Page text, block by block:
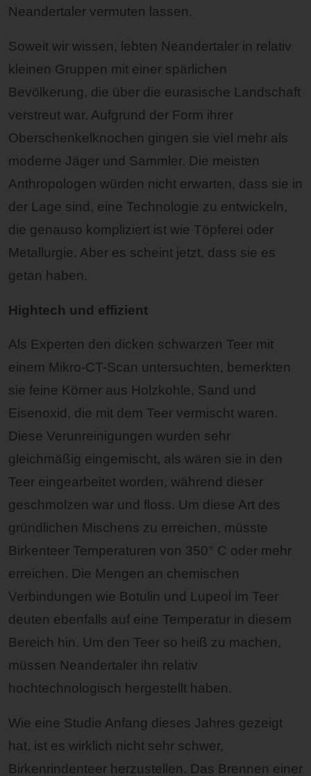
Neandertaler vermuten lassen.
Soweit wir wissen, lebten Neandertaler in relativ
kleinen Gruppen mit einer spärlichen
Bevölkerung, die über die eurasische Landschaft
verstreut war. Aufgrund der Form ihrer
Oberschenkelknochen gingen sie viel mehr als
moderne Jäger und Sammler. Die meisten
Anthropologen würden nicht erwarten, dass sie in
der Lage sind, eine Technologie zu entwickeln,
die genauso kompliziert ist wie Töpferei oder
Metallurgie. Aber es scheint jetzt, dass sie es
getan haben.
Hightech und effizient
Als Experten den dicken schwarzen Teer mit
einem Mikro-CT-Scan untersuchten, bemerkten
sie feine Körner aus Holzkohle, Sand und
Eisenoxid, die mit dem Teer vermischt waren.
Diese Verunreinigungen wurden sehr
gleichmäßig eingemischt, als wären sie in den
Teer eingearbeitet worden, während dieser
geschmolzen war und floss. Um diese Art des
gründlichen Mischens zu erreichen, müsste
Birkenteer Temperaturen von 350° C oder mehr
erreichen. Die Mengen an chemischen
Verbindungen wie Botulin und Lupeol im Teer
deuten ebenfalls auf eine Temperatur in diesem
Bereich hin. Um den Teer so heiß zu machen,
müssen Neandertaler ihn relativ
hochtechnologisch hergestellt haben.
Wie eine Studie Anfang dieses Jahres gezeigt
hat, ist es wirklich nicht sehr schwer,
Birkenrindenteer herzustellen. Das Brennen einer